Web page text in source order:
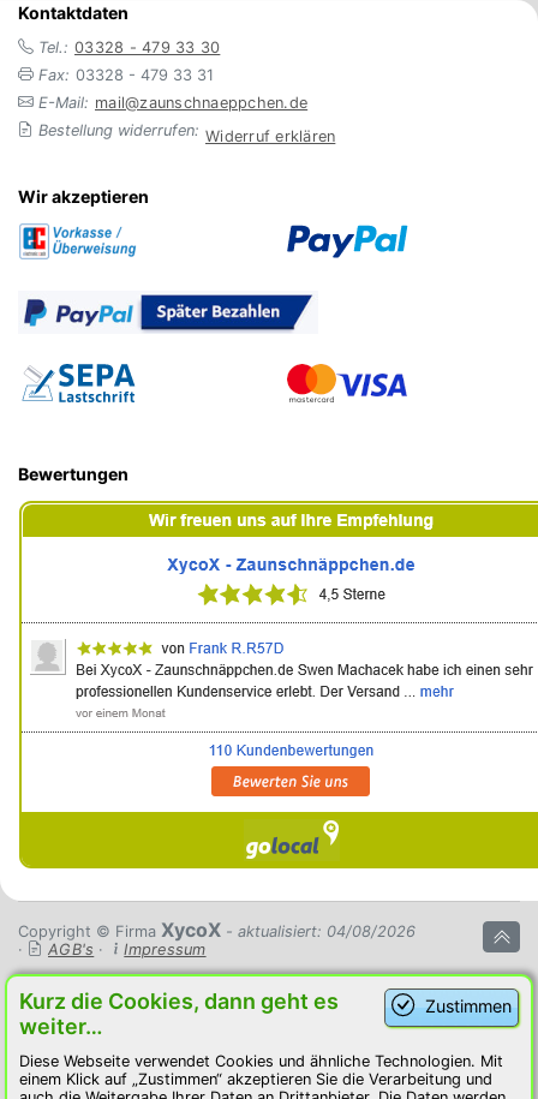
Kontaktdaten
Tel.: 03328 - 479 33 30
Fax: 03328 - 479 33 31
E-Mail: mail@zaunschnaeppchen.de
Bestellung widerrufen: Widerruf erklären
Wir akzeptieren
Bewertungen
Copyright © Firma XycoX - aktualisiert: 04/08/2026
·
AGB's · Impressum
Zustimmen
Kurz die Cookies, dann geht es
weiter…
Diese Webseite verwendet Cookies und ähnliche Technologien. Mit
einem Klick auf „Zustimmen“ akzeptieren Sie die Verarbeitung und